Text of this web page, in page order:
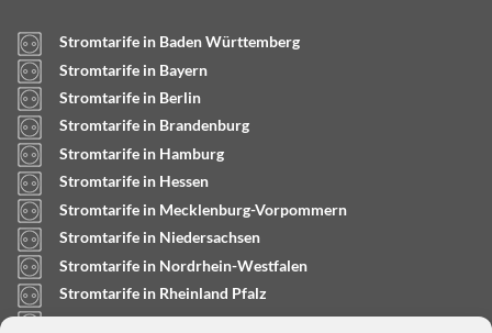
Stromtarife in Baden Württemberg
Stromtarife in Bayern
Stromtarife in Berlin
Stromtarife in Brandenburg
Stromtarife in Hamburg
Stromtarife in Hessen
Stromtarife in Mecklenburg-Vorpommern
Stromtarife in Niedersachsen
Stromtarife in Nordrhein-Westfalen
Stromtarife in Rheinland Pfalz
Stromtarife in Saarland